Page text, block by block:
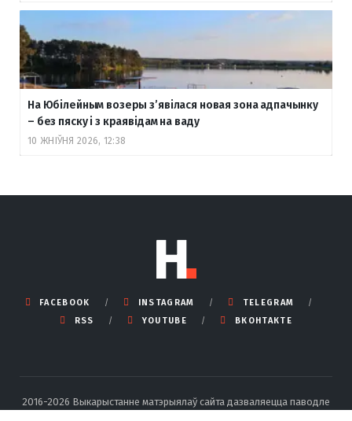
На Юбілейным возеры з’явілася новая зона адпачынку
– без пяску і з краявідам на ваду
10 ЖНІЎНЯ 2026, 12:38
FACEBOOK INSTAGRAM
TELEGRAM
RSS
YOUTUBE ВКОНТАКТЕ
2016-2026 Выкарыстанне матэрыялаў сайта дазваляецца паводле